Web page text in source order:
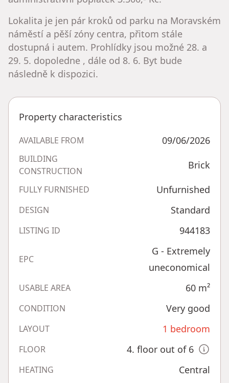
Lokalita je jen pár kroků od parku na Moravském
náměstí a pěší zóny centra, přitom stále
dostupná i autem. Prohlídky jsou možné 28. a
29. 5. dopoledne , dále od 8. 6. Byt bude
následně k dispozici.
Property characteristics
AVAILABLE FROM 09/06/2026
BUILDING
CONSTRUCTION
Brick
FULLY FURNISHED Unfurnished
DESIGN Standard
LISTING ID 944183
EPC
G - Extremely
uneconomical
USABLE AREA 60 m²
CONDITION Very good
LAYOUT 1 bedroom
FLOOR 4. floor out of 6
HEATING Central